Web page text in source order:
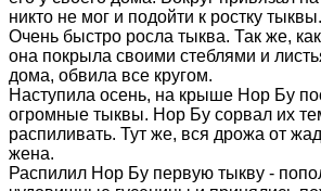
никто не мог и подойти к ростку тыквы.
Очень быстро росла тыква. Так же,
она покрыла своими стеблями и
дома, обвила все кругом.
Наступила осень, на крыше Нор Бу
огромные тыквы. Нор Бу сорвал их
распиливать. Тут же, вся дрожа от
жена.
Распилил Нор Бу первую тыкву -